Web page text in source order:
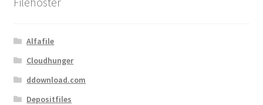
Alfafile
Cloudhunger
ddownload.com
Depositfiles